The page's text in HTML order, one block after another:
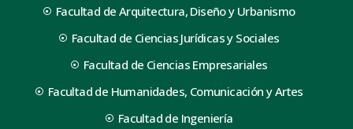
Facultad de Arquitectura, Diseño y Urbanismo
Facultad de Ciencias Jurídicas y Sociales
Facultad de Ciencias Empresariales
Facultad de Humanidades, Comunicación y Artes
Facultad de Ingeniería